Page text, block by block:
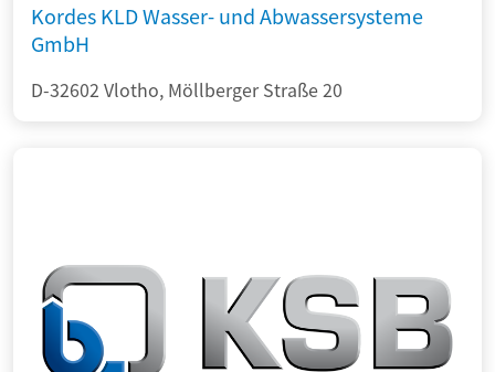
Kordes KLD Wasser- und Abwassersysteme
GmbH
D-32602 Vlotho, Möllberger Straße 20